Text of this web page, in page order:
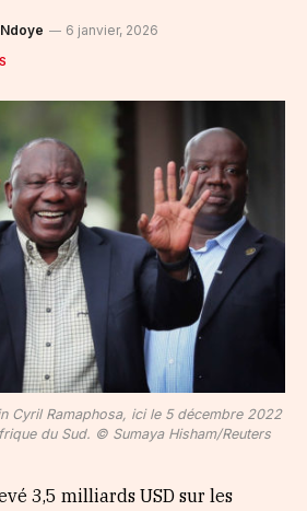
6 janvier, 2026
Cyril Ramaphosa, ici le 5 décembre 2022
du Sud. © Sumaya Hisham/Reuters
3,5 milliards USD sur les